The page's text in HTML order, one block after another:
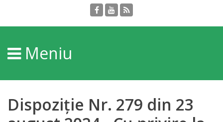
Orașului
Personalități
Regulamente
Meniu
Dispoziție Nr. 279 din 23